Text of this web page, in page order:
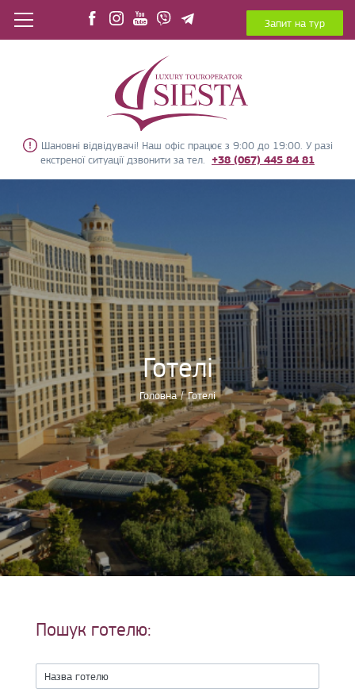
Шановні відвідувачі! Наш офіс працює з 9:00 до 19:00. У разі
екстреної ситуації дзвонити за тел. +38 (067) 445 84 81
Запит на тур
Готелі
Головна / Готелі
Пошук готелю: